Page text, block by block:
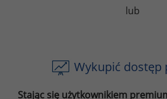
lub
Wykupić dostęp
Stając się użytkownikiem